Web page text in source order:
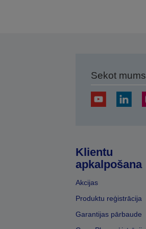
Sekot mums
Klientu
apkalpošana
Akcijas
Produktu reģistrācija
Garantijas pārbaude